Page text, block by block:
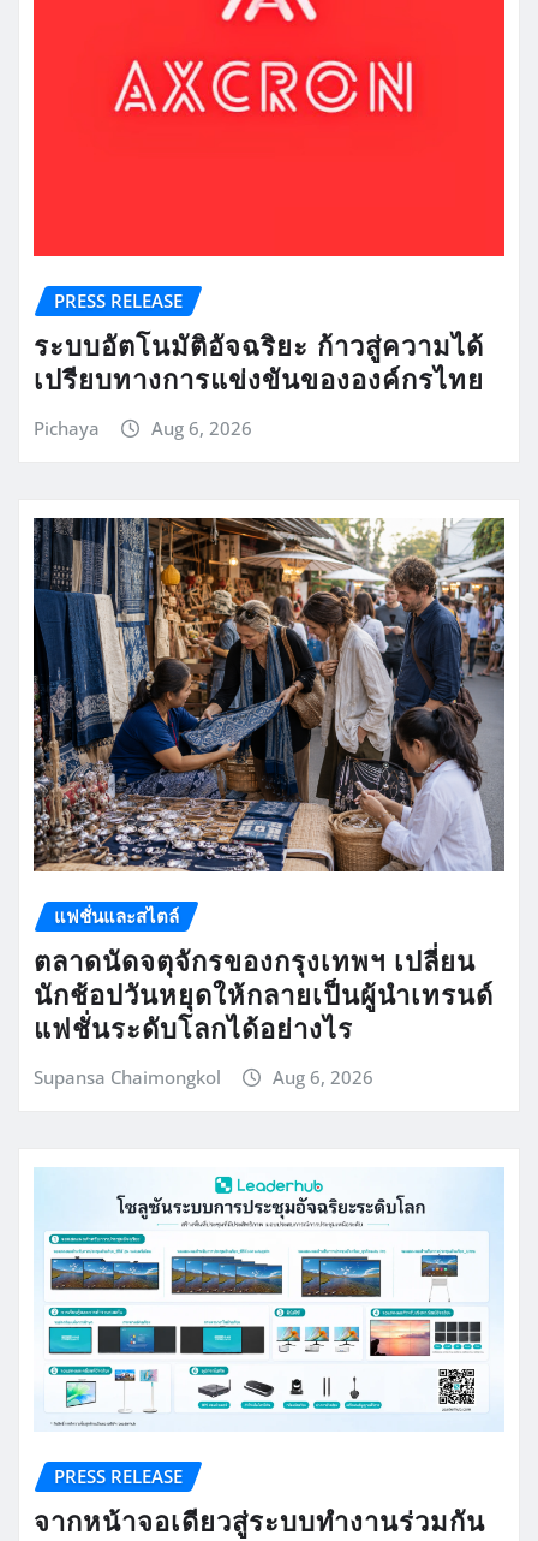
PRESS RELEASE
ระบบอัตโนมัติอัจฉริยะ ก้าวสู่ความได้
เปรียบทางการแข่งขันขององค์กรไทย
Pichaya Aug 6, 2026
แฟชั่นและสไตล์
ตลาดนัดจตุจักรของกรุงเทพฯ เปลี่ยน
นักช้อปวันหยุดให้กลายเป็นผู้นำเทรนด์
แฟชั่นระดับโลกได้อย่างไร
Supansa Chaimongkol Aug 6, 2026
PRESS RELEASE
จากหน้าจอเดียวสู่ระบบทำงานร่วมกัน